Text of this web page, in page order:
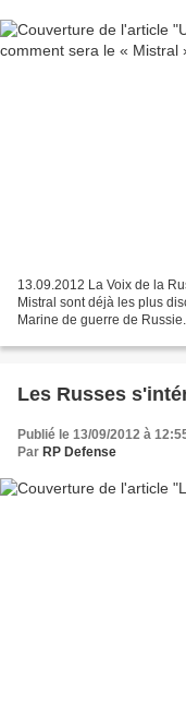
13.09.2012 La Voix de la
Mistral sont déjà les plus
Marine de guerre de
Les Russes
Publié le 13/09/2012 à
Par RP Defense